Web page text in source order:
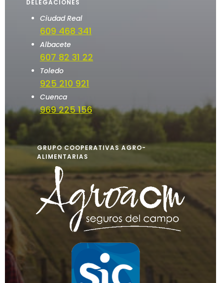
DELEGACIONES
Ciudad Real
609 468 341
Albacete
607 82 31 22
Toledo
925 210 921
Cuenca
969 225 156
GRUPO COOPERATIVAS AGRO-
ALIMENTARIAS